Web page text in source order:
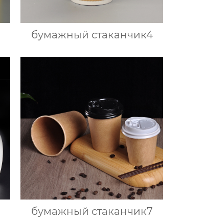
бумажный стаканчик4
бумажный стаканчик7